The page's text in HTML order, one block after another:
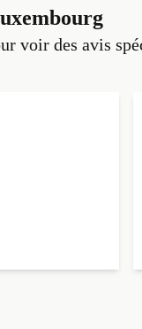
voir des avis